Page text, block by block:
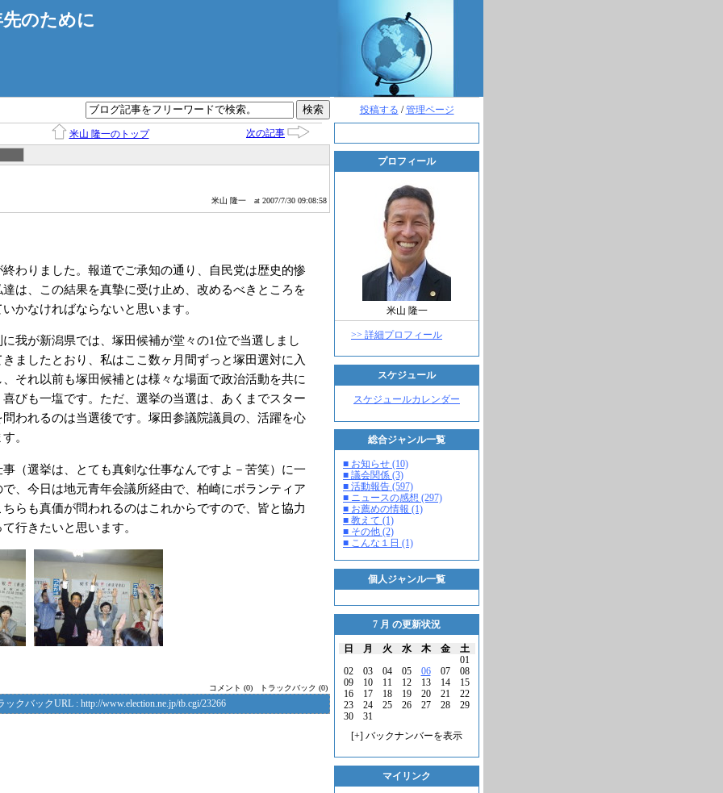
のために
投稿する /管理ページ
プロフィール
米山 隆一
>> 詳細プロフィール
スケジュール
スケジュールカレンダー
総合ジャンル一覧
■ お知らせ (10)
■ 議会関係 (3)
■ 活動報告 (597)
■ ニュースの感想 (297)
■ お薦めの情報 (1)
■ 教えて (1)
■ その他 (2)
■ こんな１日 (1)
個人ジャンル一覧
7 月 の更新状況
日 月 火 水 木 金
土
01
02
03 04 05 06 07
08
09
10 11 12 13 14
15
16
17 18 19 20 21
22
23
24 25 26 27 28
29
30
31
[+] バックナンバーを表示
マイリンク
米山 隆一のトップ
次の記事
米山 隆一 at 2007/7/30 09:08:58
わりました。報道でご承知の通り、自民党は歴史的惨
は、この結果を真摯に受け止め、改めるべきところを
かなければならないと思います。
我が新潟県では、塚田候補が堂々の1位で当選しまし
ましたとおり、私はここ数ヶ月間ずっと塚田選対に入
それ以前も塚田候補とは様々な場面で政治活動を共に
喜びも一塩です。ただ、選挙の当選は、あくまでスター
問われるのは当選後です。塚田参議院議員の、活躍を心
。
（選挙は、とても真剣な仕事なんですよ－苦笑）に一
、今日は地元青年会議所経由で、柏崎にボランティア
らも真価が問われるのはこれからですので、皆と協力
行きたいと思います。
コメント (0) トラックバック (0)
ックバックURL : http://www.election.ne.jp/tb.cgi/23266